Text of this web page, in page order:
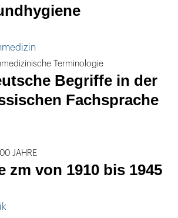
Terminologie
Begriffe in der
Fachsprache
JAHRE
zm von 1910 bis 1945